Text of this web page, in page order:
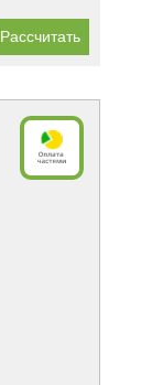
Рассчитать